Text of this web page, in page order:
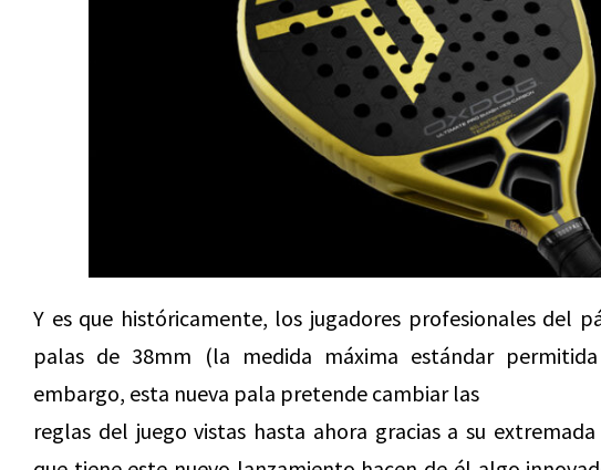
Y es que históricamente, los jugadores profesionales del
palas de 38mm (la medida máxima estándar
embargo, esta nueva pala pretende cambiar las
reglas del juego vistas hasta ahora gracias a su